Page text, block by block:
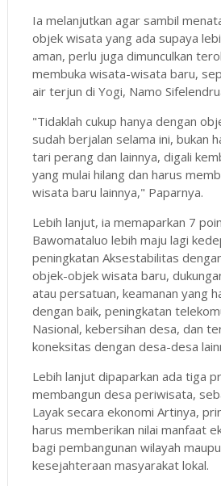
Ia melanjutkan agar sambil
objek wisata yang ada supaya
aman, perlu juga dimunculkan
membuka wisata-wisata baru,
air terjun di Yogi, Namo
"Tidaklah cukup hanya dengan
sudah berjalan selama ini, bukan
tari perang dan lainnya, digali
yang mulai hilang dan harus
wisata baru lainnya," Paparnya.
Lebih lanjut, ia memaparkan 7
Bawomataluo lebih maju lagi
peningkatan Aksestabilitas
objek-objek wisata baru,
atau persatuan, keamanan yang
dengan baik, peningkatan
Nasional, kebersihan desa, dan
koneksitas dengan desa-desa
Lebih lanjut dipaparkan ada tiga
membangun desa periwisata,
Layak secara ekonomi Artinya,
harus memberikan nilai manfaat
bagi pembangunan wilayah
kesejahteraan masyarakat lokal.